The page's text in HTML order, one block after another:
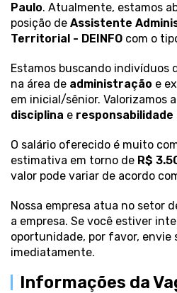
Paulo. Atualmente, estamos
posição de Assistente
Territorial - DEINFO com o
Estamos buscando indivíduos
na área de administração e
em inicial/sênior. Valorizamos a
disciplina e responsabilidade
O salário oferecido é muito
estimativa em torno de R$
valor pode variar de acordo
Nossa empresa atua no setor
a empresa. Se você estiver
oportunidade, por favor, envie
imediatamente.
Informações da